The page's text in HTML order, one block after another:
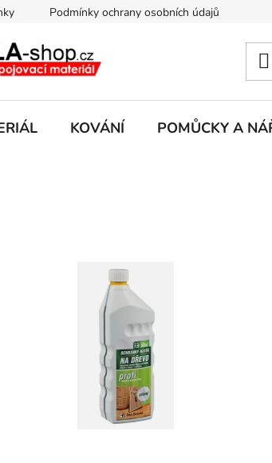
Podmínky ochrany osobních údajů
KOVÁNÍ POMŮCKY A